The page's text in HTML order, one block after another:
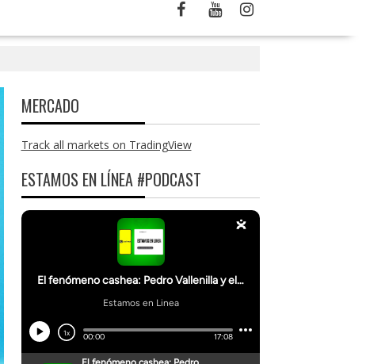
MERCADO
Track all markets on TradingView
ESTAMOS EN LÍNEA #PODCAST